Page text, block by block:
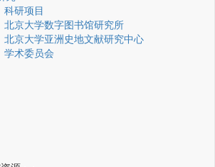
科研项目
北京大学数字图书馆研究所
北京大学亚洲史地文献研究中心
学术委员会